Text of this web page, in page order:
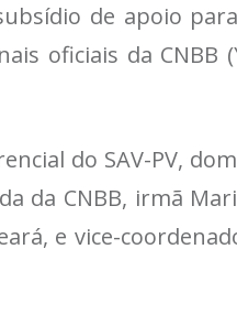
de apoio
oficiais da CNBB
do SAV-PV,
da CNBB, irmã
e vice-